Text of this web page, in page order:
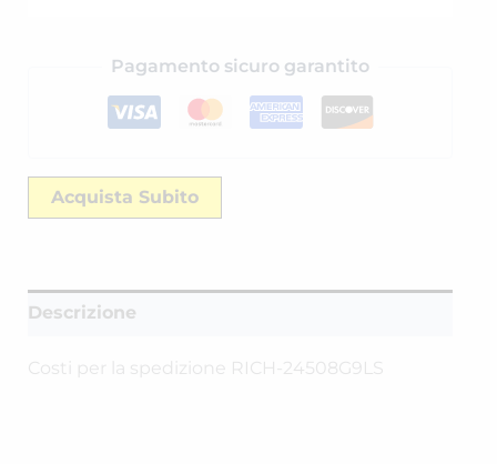
Pagamento sicuro garantito
Acquista Subito
Descrizione
Costi per la spedizione RICH-24508G9LS